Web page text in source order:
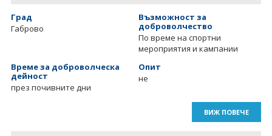
Град
Габрово
Възможност за
доброволчество
По време на спортни
мероприятия и кампании
Време за доброволческа
дейност
през почивните дни
Опит
не
ВИЖ ПОВЕЧЕ